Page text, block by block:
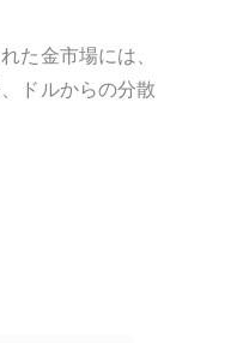
た金市場には、
ドルからの分散